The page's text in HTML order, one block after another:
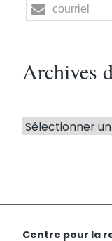
courriel
Archives
Centre pour la